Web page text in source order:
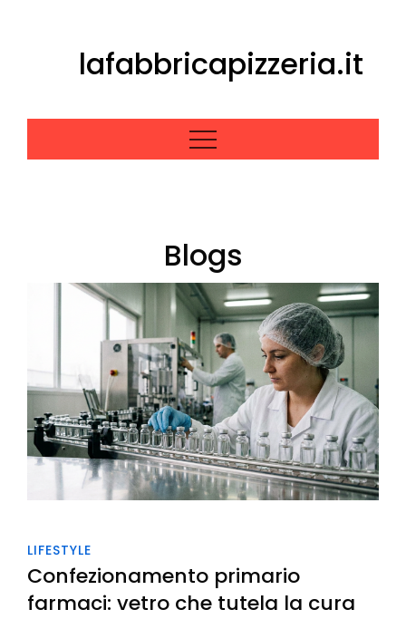
lafabbricapizzeria.it
Blogs
LIFESTYLE
Confezionamento primario
farmaci: vetro che tutela la cura